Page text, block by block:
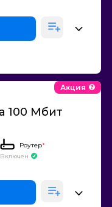
100 Мбит
Акция
Роутер*
Включен